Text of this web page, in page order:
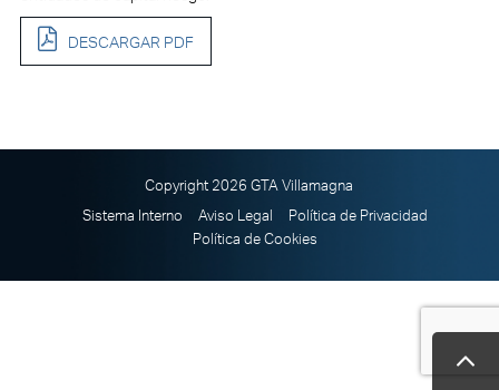
DESCARGAR PDF
Copyright 2026 GTA Villamagna
Sistema Interno Aviso Legal
Política de Privacidad
Política de Cookies